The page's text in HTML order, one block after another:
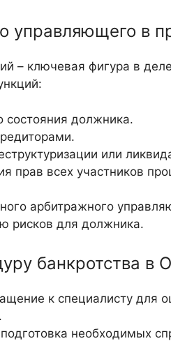
управляющего в
– ключевая фигура в
состояния должника.
или
прав всех участников
арбитражного
рисков для должника.
банкротства в
к специалисту для
необходимых